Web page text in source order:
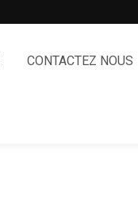
CONTACTEZ NOUS